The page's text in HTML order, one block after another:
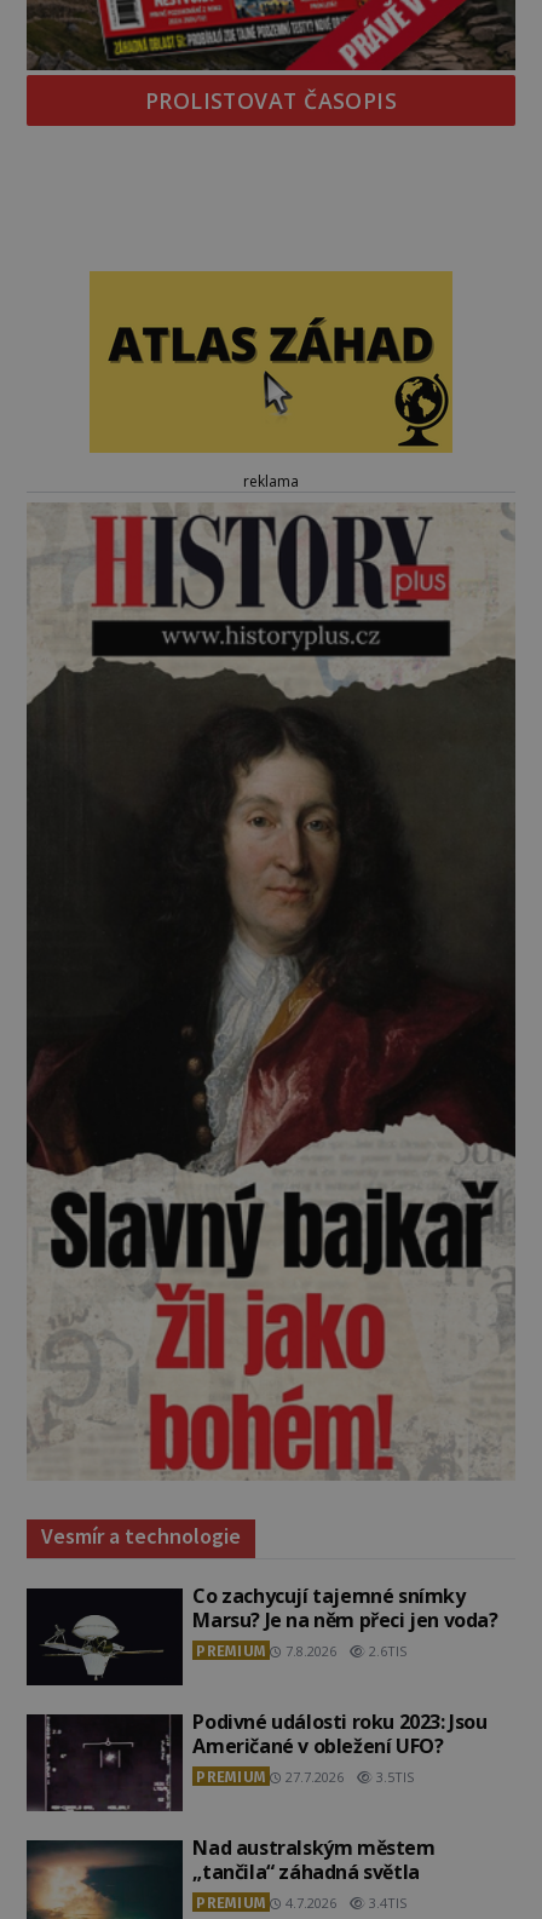
PROLISTOVAT ČASOPIS
reklama
Vesmír a technologie
Co zachycují tajemné snímky
Marsu? Je na něm přeci jen voda?
PREMIUM 7.8.2026 2.6TIS
Podivné události roku 2023: Jsou
Američané v obležení UFO?
PREMIUM 27.7.2026 3.5TIS
Nad australským městem
„tančila“ záhadná světla
PREMIUM 4.7.2026 3.4TIS